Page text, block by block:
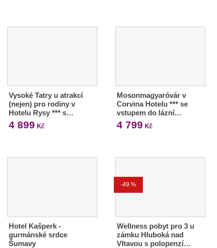
Vysoké Tatry u atrakcí
(nejen) pro rodiny v
Hotelu Rysy *** s…
4 899 Kč
Mosonmagyaróvár v
Corvina Hotelu *** se
vstupem do lázní…
4 799 Kč
Hotel Kašperk -
gurmánské srdce
Šumavy
-49 %
Wellness pobyt pro 3 u
zámku Hluboká nad
Vltavou s polopenzí…